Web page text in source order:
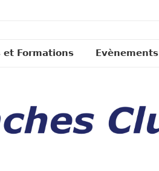
Formations Evènements